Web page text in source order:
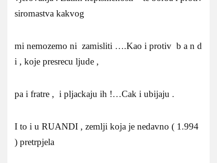
siromastva kakvog
mi nemozemo ni zamisliti ….Kao i protiv b a n d
i , koje presrecu ljude ,
pa i fratre , i pljackaju ih !…Cak i ubijaju .
I to i u RUANDI , zemlji koja je nedavno ( 1.994
) pretrpjela